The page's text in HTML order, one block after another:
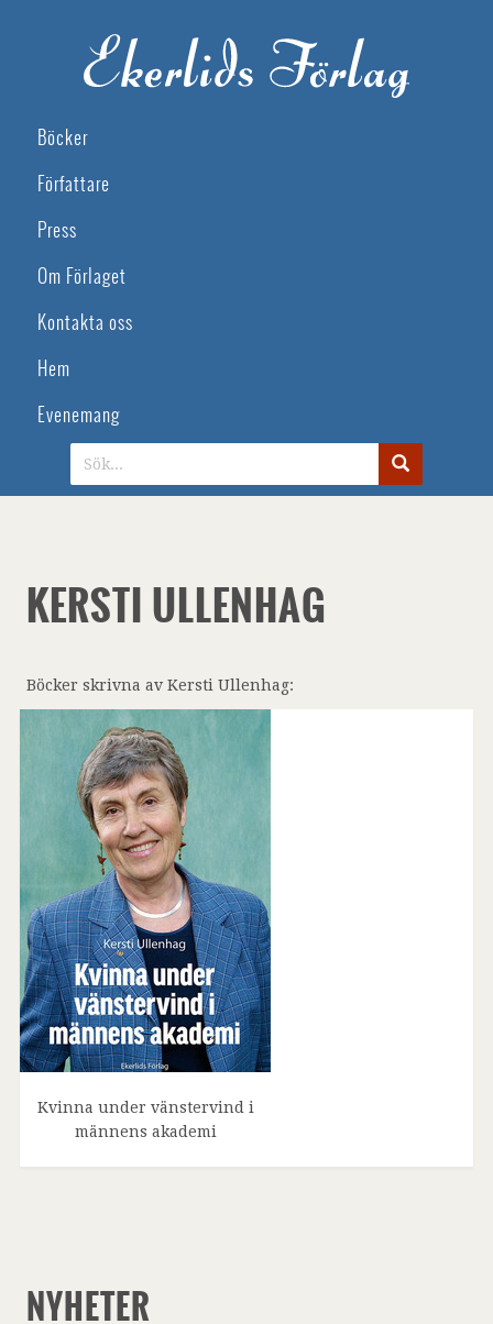
Böcker
Författare
Press
Om Förlaget
Kontakta oss
Hem
Evenemang
KERSTI ULLENHAG
Böcker skrivna av Kersti Ullenhag:
Kvinna under vänstervind i
männens akademi
NYHETER